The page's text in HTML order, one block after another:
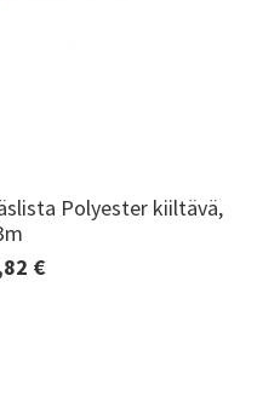
Polyester kiiltävä,
€
Polyester kiiltävä,
tilaaminen